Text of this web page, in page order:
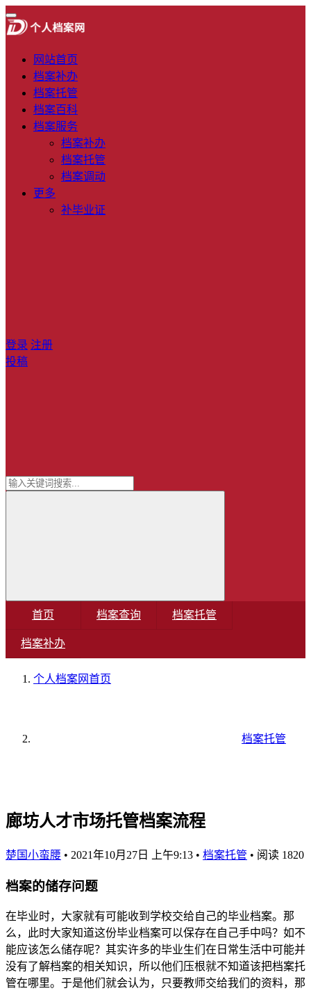
网站首页
档案补办
档案托管
档案百科
档案服务
档案补办
档案托管
档案调动
更多
补毕业证
登录 注册
投稿
首页 档案查询 档案托管
档案补办
个人档案网首页
档案托管
廊坊人才市场托管档案流程
楚国小蛮腰 • 2021年10月27日 上午9:13 • 档案托管 • 阅读 1820
档案的储存问题
在毕业时，大家就有可能收到学校交给自己的毕业档案。那
么，此时大家知道这份毕业档案可以保存在自己手中吗？如不
能应该怎么储存呢？其实许多的毕业生们在日常生活中可能并
没有了解档案的相关知识，所以他们压根就不知道该把档案托
管在哪里。于是他们就会认为，只要教师交给我们的资料，那